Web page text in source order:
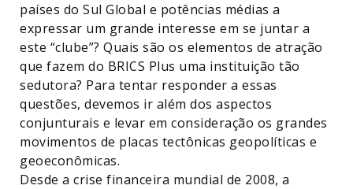
países do Sul Global e potências médias a
expressar um grande interesse em se juntar a
este “clube”? Quais são os elementos de atração
que fazem do BRICS Plus uma instituição tão
sedutora? Para tentar responder a essas
questões, devemos ir além dos aspectos
conjunturais e levar em consideração os grandes
movimentos de placas tectônicas geopolíticas e
geoeconômicas.
Desde a crise financeira mundial de 2008, a